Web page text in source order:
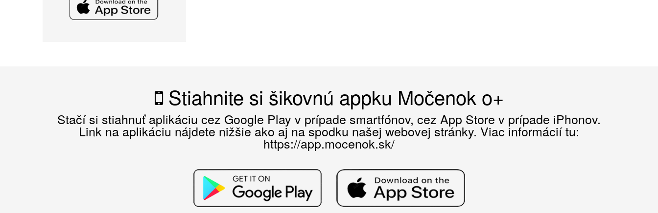
Stiahnite si šikovnú appku Močenok o+
Stačí si stiahnuť aplikáciu cez Google Play v prípade smartfónov, cez App Store v prípade iPhonov.
Link na aplikáciu nájdete nižšie ako aj na spodku našej webovej stránky. Viac informácií tu:
https://app.mocenok.sk/